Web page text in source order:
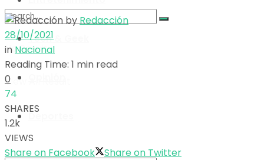
No Result
View All Result
Tech & Geek
Deportes
byRedacción
28/10/2021
in Nacional
Reading Time: 1 min read
0
74
SHARES
1.2k
VIEWS
Share on Facebook
Share on Twitter